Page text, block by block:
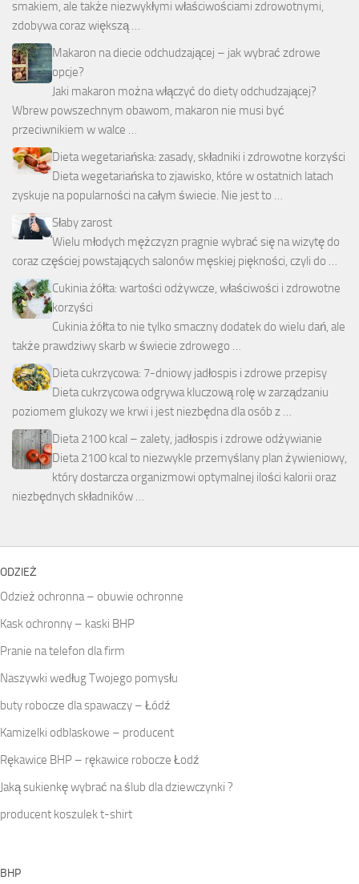
smakiem, ale także niezwykłymi właściwościami zdrowotnymi,
zdobywa coraz większą …
Makaron na diecie odchudzającej – jak wybrać zdrowe
opcje?
Jaki makaron można włączyć do diety odchudzającej?
Wbrew powszechnym obawom, makaron nie musi być
przeciwnikiem w walce …
Dieta wegetariańska: zasady, składniki i zdrowotne korzyści
Dieta wegetariańska to zjawisko, które w ostatnich latach
zyskuje na popularności na całym świecie. Nie jest to …
Słaby zarost
Wielu młodych mężczyzn pragnie wybrać się na wizytę do
coraz częściej powstających salonów męskiej piękności, czyli do …
Cukinia żółta: wartości odżywcze, właściwości i zdrowotne
korzyści
Cukinia żółta to nie tylko smaczny dodatek do wielu dań, ale
także prawdziwy skarb w świecie zdrowego …
Dieta cukrzycowa: 7-dniowy jadłospis i zdrowe przepisy
Dieta cukrzycowa odgrywa kluczową rolę w zarządzaniu
poziomem glukozy we krwi i jest niezbędna dla osób z …
Dieta 2100 kcal – zalety, jadłospis i zdrowe odżywianie
Dieta 2100 kcal to niezwykle przemyślany plan żywieniowy,
który dostarcza organizmowi optymalnej ilości kalorii oraz
niezbędnych składników …
ODZIEŻ
Odzież ochronna – obuwie ochronne
Kask ochronny – kaski BHP
Pranie na telefon dla firm
Naszywki według Twojego pomysłu
buty robocze dla spawaczy – Łódź
Kamizelki odblaskowe – producent
Rękawice BHP – rękawice robocze Łodź
Jaką sukienkę wybrać na ślub dla dziewczynki ?
producent koszulek t-shirt
BHP